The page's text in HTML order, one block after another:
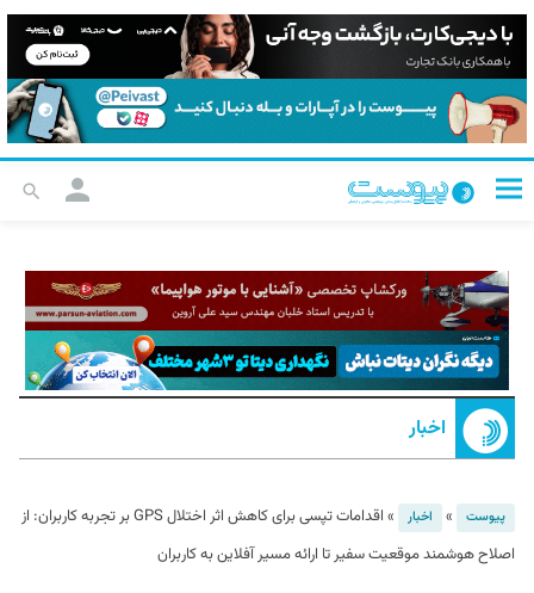
اخبار
پیوست » اخبار »
اقدامات تپسی برای کاهش اثر اختلال GPS بر تجربه کاربران: از
اصلاح هوشمند موقعیت سفیر تا ارائه مسیر آفلاین به کاربران